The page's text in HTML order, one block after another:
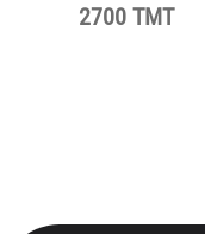
2700 TMT